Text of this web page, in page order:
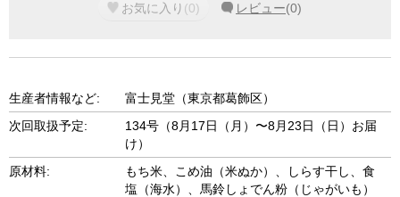
お気に入り (0) レビュー(0)
生産者情報など:
富士見堂（東京都葛飾区）
次回取扱予定:
134号（8月17日（月）〜8月23日（日）お届
け）
原材料:
もち米、こめ油（米ぬか）、しらす干し、食
塩（海水）、馬鈴しょでん粉（じゃがいも）